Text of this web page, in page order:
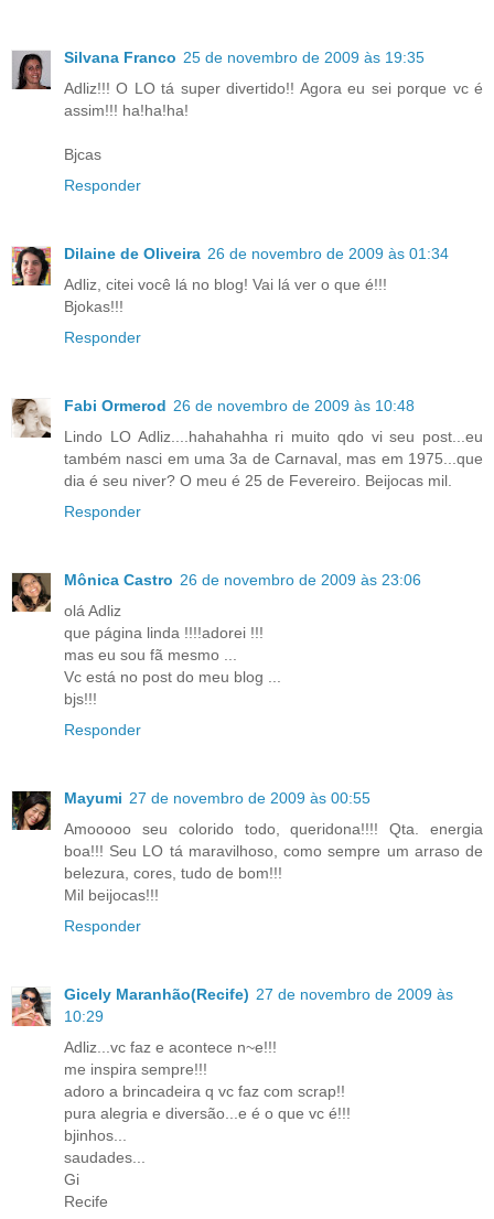
Silvana Franco 25 de novembro de 2009 às 19:35
Adliz!!! O LO tá super divertido!! Agora eu sei porque vc é
assim!!! ha!ha!ha!
Bjcas
Responder
Dilaine de Oliveira 26 de novembro de 2009 às 01:34
Adliz, citei você lá no blog! Vai lá ver o que é!!!
Bjokas!!!
Responder
Fabi Ormerod 26 de novembro de 2009 às 10:48
Lindo LO Adliz....hahahahha ri muito qdo vi seu post...eu
também nasci em uma 3a de Carnaval, mas em 1975...que
dia é seu niver? O meu é 25 de Fevereiro. Beijocas mil.
Responder
Mônica Castro 26 de novembro de 2009 às 23:06
olá Adliz
que página linda !!!!adorei !!!
mas eu sou fã mesmo ...
Vc está no post do meu blog ...
bjs!!!
Responder
Mayumi 27 de novembro de 2009 às 00:55
Amooooo seu colorido todo, queridona!!!! Qta. energia
boa!!! Seu LO tá maravilhoso, como sempre um arraso de
belezura, cores, tudo de bom!!!
Mil beijocas!!!
Responder
Gicely Maranhão(Recife) 27 de novembro de 2009 às
10:29
Adliz...vc faz e acontece n~e!!!
me inspira sempre!!!
adoro a brincadeira q vc faz com scrap!!
pura alegria e diversão...e é o que vc é!!!
bjinhos...
saudades...
Gi
Recife